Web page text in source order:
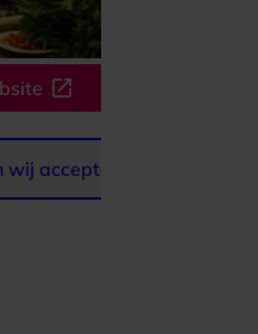
accepteren